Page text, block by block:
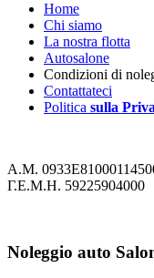
Home
Chi siamo
La nostra flotta
Autosalone
Condizioni di
Contattateci
Politica sulla
Α.Μ.
Γ.Ε.Μ.Η. 59225904000
Noleggio auto